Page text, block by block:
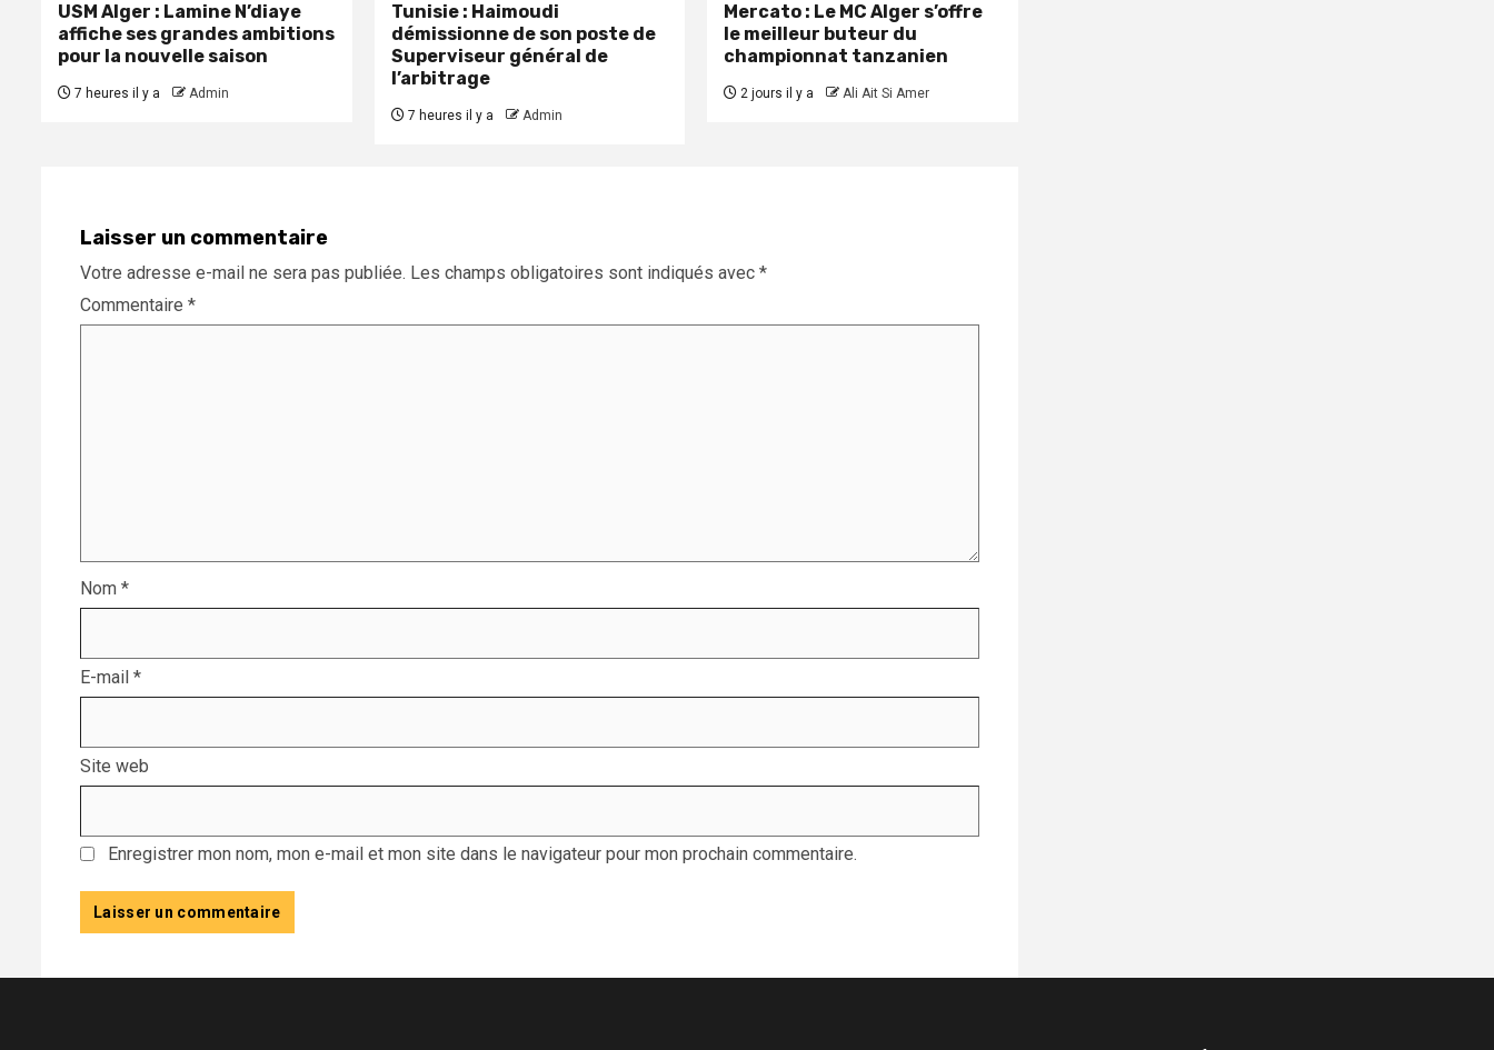
USM Alger : Lamine N’diaye
affiche ses grandes ambitions
pour la nouvelle saison
7 heures il y a Admin
Tunisie : Haimoudi
démissionne de son poste de
Superviseur général de
l’arbitrage
7 heures il y a Admin
Mercato : Le MC Alger s’offre
le meilleur buteur du
championnat tanzanien
2 jours il y a Ali Ait Si Amer
Laisser un commentaire
Votre adresse e-mail ne sera pas publiée. Les champs obligatoires sont indiqués avec *
Commentaire *
Nom *
E-mail *
Site web
Enregistrer mon nom, mon e-mail et mon site dans le navigateur pour mon prochain commentaire.